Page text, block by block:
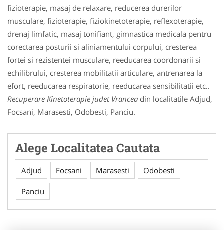
fizioterapie, masaj de relaxare, reducerea durerilor
musculare, fizioterapie, fiziokinetoterapie, reflexoterapie,
drenaj limfatic, masaj tonifiant, gimnastica medicala pentru
corectarea posturii si aliniamentului corpului, cresterea
fortei si rezistentei musculare, reeducarea coordonarii si
echilibrului, cresterea mobilitatii articulare, antrenarea la
efort, reeducarea respiratorie, reeducarea sensibilitatii etc..
Recuperare Kinetoterapie judet Vrancea din localitatile Adjud,
Focsani, Marasesti, Odobesti, Panciu.
Alege Localitatea Cautata
Adjud Focsani Marasesti Odobesti
Panciu